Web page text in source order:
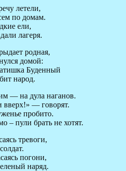
летели,
по домам.
ели,
лагеря.
родная,
домой:
Буденный
народ.
— на дула наганов.
вверх!» — говорят.
пробито.
– пули брать не хотят.
тревоги,
погони,
наряд.